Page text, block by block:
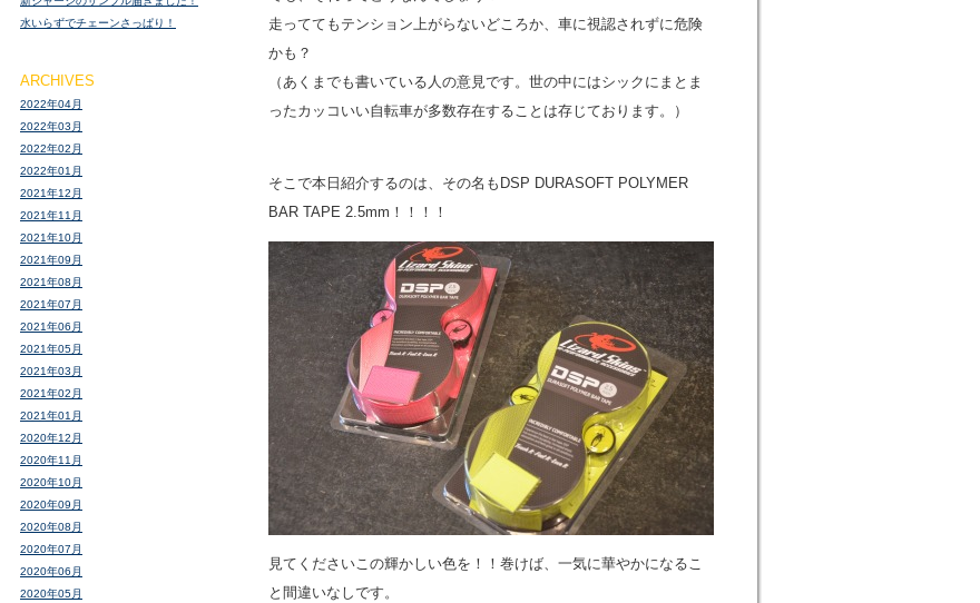
走っててもテンション上がらないどころか、車に視認されずに危険
かも？
（あくまでも書いている人の意見です。世の中にはシックにまとま
ったカッコいい自転車が多数存在することは存じております。）
そこで本日紹介するのは、その名もDSP DURASOFT POLYMER
BAR TAPE 2.5mm！！！！
見てくださいこの輝かしい色を！！巻けば、一気に華やかになるこ
と間違いなしです。
水いらずでチェーンさっぱり！
ARCHIVES
2022年04月
2022年03月
2022年02月
2022年01月
2021年12月
2021年11月
2021年10月
2021年09月
2021年08月
2021年07月
2021年06月
2021年05月
2021年03月
2021年02月
2021年01月
2020年12月
2020年11月
2020年10月
2020年09月
2020年08月
2020年07月
2020年06月
2020年05月